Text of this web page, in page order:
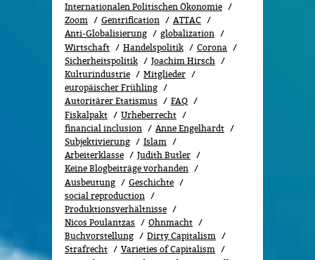
Internationalen Politischen Ökonomie
Zoom
Gentrification
ATTAC
Anti-Globalisierung
globalization
Wirtschaft
Handelspolitik
Corona
Sicherheitspolitik
Joachim Hirsch
Kulturindustrie
Mitglieder
europäischer Frühling
Autoritärer Etatismus
FAQ
Fiskalpakt
Urheberrecht
financial inclusion
Anne Engelhardt
Subjektivierung
Islam
Arbeiterklasse
Judith Butler
Keine Blogbeiträge vorhanden
Ausbeutung
Geschichte
social reproduction
Produktionsverhältnisse
Nicos Poulantzas
Ohnmacht
Buchvorstellung
Dirty Capitalism
Strafrecht
Varieties of Capitalism